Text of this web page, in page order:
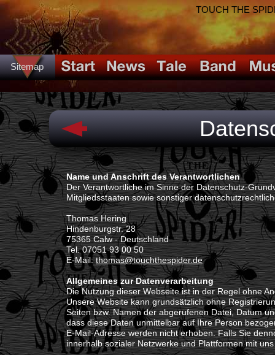
TOUCH THE
Sitemap
Name und Anschrift des Verantwortlichen
Der Verantwortliche im Sinne der Datenschutz-
Mitgliedsstaaten sowie sonstiger
Thomas Hering
Hindenburgstr. 28
75365 Calw - Deutschland
Tel. 07051 93 00 50
E-Mail:thomas@touchthespider.de
Allgemeines zur Datenverarbeitung
Die Nutzung dieser Webseite ist in der Regel ohne
Unsere Website kann grundsätzlich ohne
Seiten bzw. Namen der abgerufenen Datei, Datum
dass diese Daten unmittelbar auf Ihre Person
E-Mail-Adresse werden nicht erhoben. Falls Sie
innerhalb sozialer Netzwerke und Plattformen mit